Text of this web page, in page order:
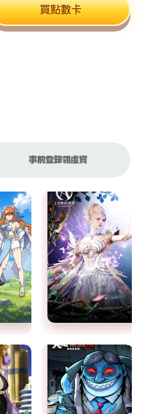
買點數卡
事前登錄領虛寶